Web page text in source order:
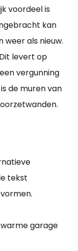
voordeel is
kan
weer als nieuw.
levert op
vergunning
de muren van
tekst
warme garage